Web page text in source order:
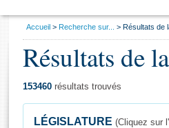
Général
Vous
Accueil Recherche sur... Résultats de
Résultats de
153460 résultats trouvés
LÉGISLATURE (Cliquez sur